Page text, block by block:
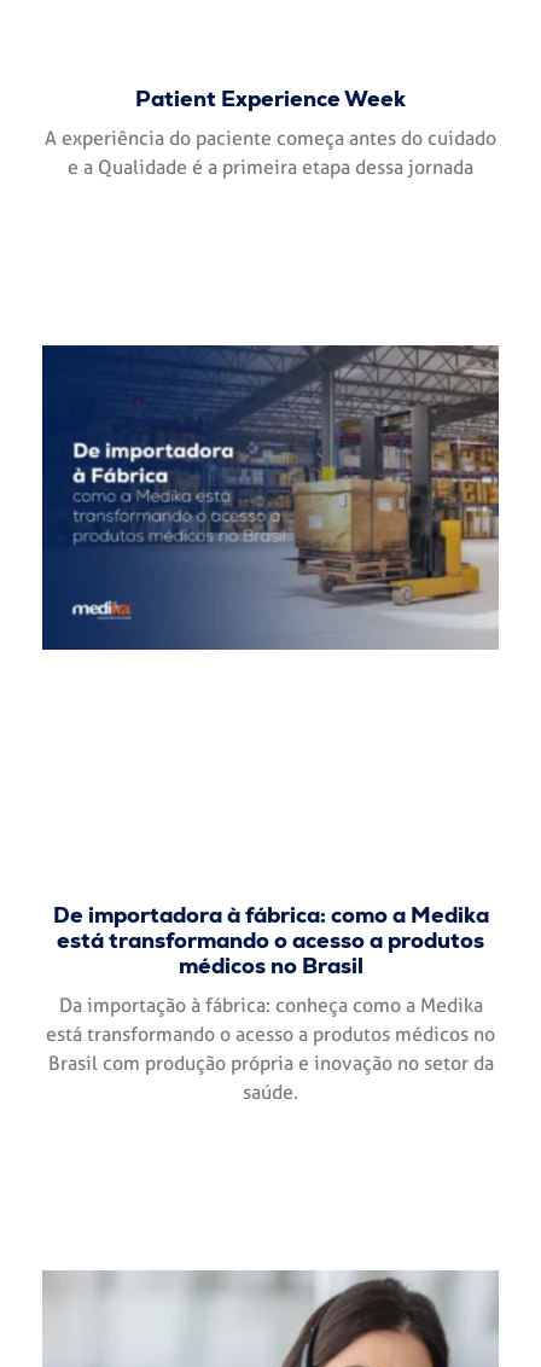
Patient Experience Week
A experiência do paciente começa antes do cuidado
e a Qualidade é a primeira etapa dessa jornada
De importadora à fábrica: como a Medika
está transformando o acesso a produtos
médicos no Brasil
Da importação à fábrica: conheça como a Medika
está transformando o acesso a produtos médicos no
Brasil com produção própria e inovação no setor da
saúde.